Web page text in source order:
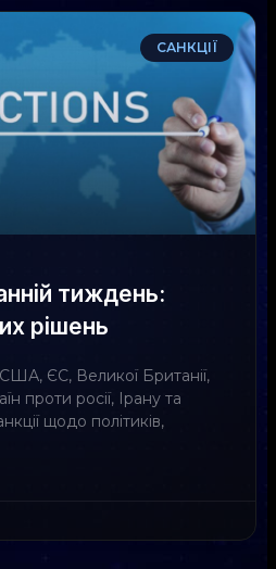
САНКЦІЇ
тиждень:
рішень
ЄС, Великої Британії,
проти росії, Ірану та
щодо політиків,